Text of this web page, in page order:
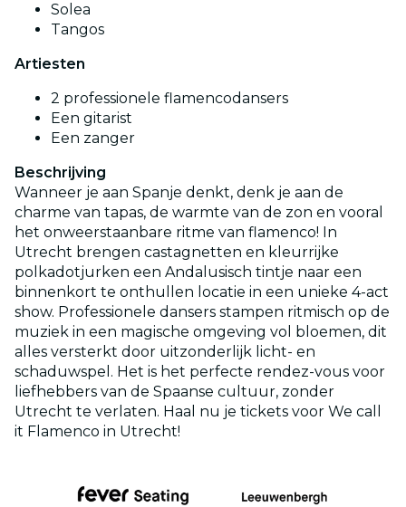
Solea
Tangos
Artiesten
2 professionele flamencodansers
Een gitarist
Een zanger
Beschrijving
Wanneer je aan Spanje denkt, denk je aan de
charme van tapas, de warmte van de zon en vooral
het onweerstaanbare ritme van flamenco! In
Utrecht brengen castagnetten en kleurrijke
polkadotjurken een Andalusisch tintje naar een
binnenkort te onthullen locatie in een unieke 4-act
show. Professionele dansers stampen ritmisch op de
muziek in een magische omgeving vol bloemen, dit
alles versterkt door uitzonderlijk licht- en
schaduwspel. Het is het perfecte rendez-vous voor
liefhebbers van de Spaanse cultuur, zonder
Utrecht te verlaten. Haal nu je tickets voor We call
it Flamenco in Utrecht!